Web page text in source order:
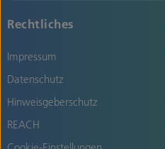
Rechtliches
Impressum
Datenschutz
Hinweisgeberschutz
REACH